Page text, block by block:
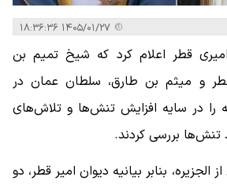
قطر اعلام کرد که شیخ تمیم بن
و میثم بن طارق، سلطان عمان در
را در سایه افزایش تنش‌ها و تلاش‌های
تنش‌ها بررسی کردند.
الجزیره، بنابر بیانیه دیوان امیر قطر، دو